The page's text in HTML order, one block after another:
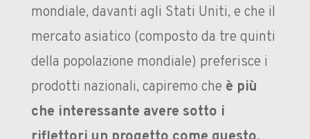
mondiale, davanti agli Stati Uniti, e che il
mercato asiatico (composto da tre quinti
della popolazione mondiale) preferisce i
prodotti nazionali, capiremo che è più
che interessante avere sotto i